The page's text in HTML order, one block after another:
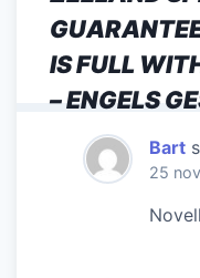
IS FULL
– ENGELS
Bart
25